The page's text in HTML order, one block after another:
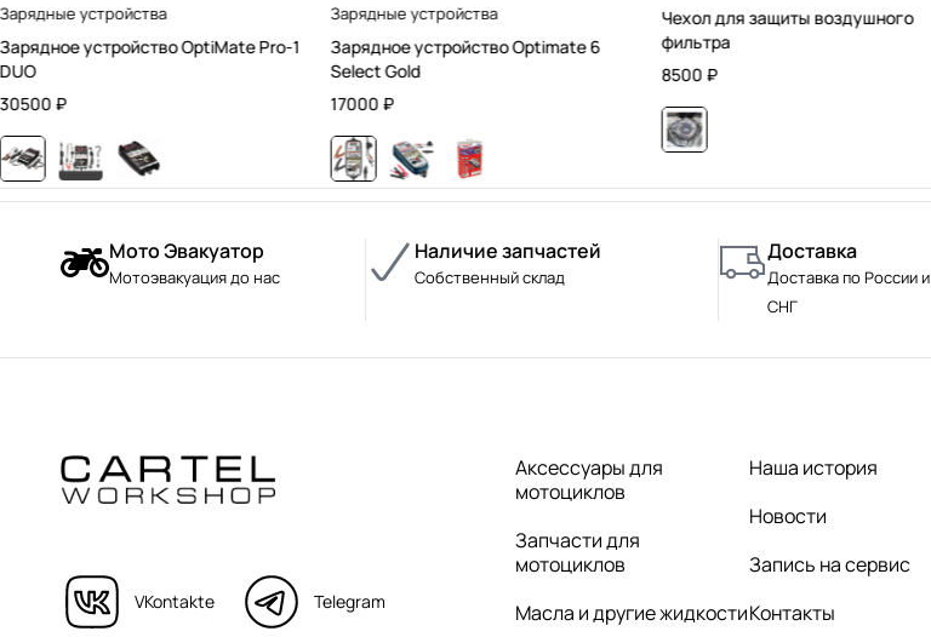
Зарядные устройства
Зарядное устройство OptiMate Pro-1
DUO
30500 ₽
Зарядные устройства
Зарядное устройство Optimate 6
Select Gold
17000 ₽
Чехол для защиты воздушного
фильтра
8500 ₽
Мото Эвакуатор
Мотоэвакуация до нас
Наличие запчастей
Собственный склад
Доставка
Доставка по России и
СНГ
VKontakte Telegram
Аксессуары для
мотоциклов
Запчасти для
мотоциклов
Масла и другие жидкости
Наша история
Новости
Запись на сервис
Контакты